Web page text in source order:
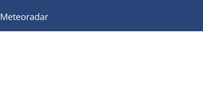
Meteoradar